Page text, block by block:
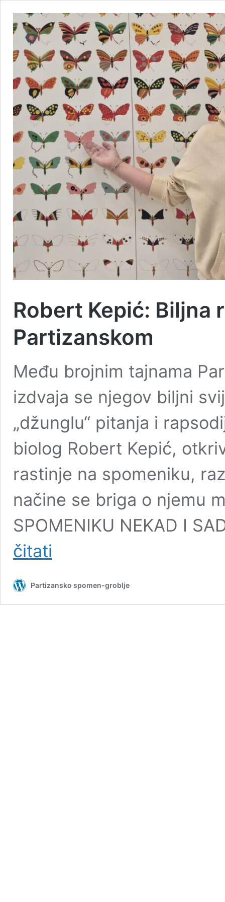
Robert Kepić: Biljna
Partizanskom
Među brojnim tajnama
izdvaja se njegov biljni
„džunglu“ pitanja i
biolog Robert Kepić,
rastinje na spomeniku,
načine se briga o njemu
SPOMENIKU NEKAD I
čitati
na
Partizansko spomen-groblje